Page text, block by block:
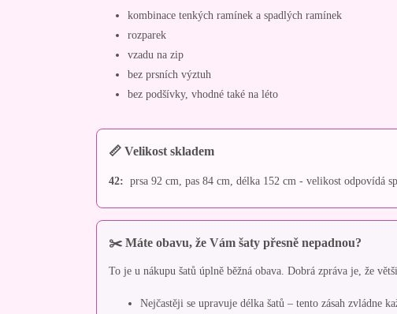
kombinace tenkých ramínek a spadlých ramínek
rozparek
vzadu na zip
bez prsních výztuh
bez podšívky, vhodné také na léto
📏 Velikost skladem
42: prsa 92 cm, pas 84 cm, délka 152 cm - velikost odpovídá
✂️ Máte obavu, že Vám šaty přesně nepadnou?
To je u nákupu šatů úplně běžná obava. Dobrá zpráva je, že
Nejčastěji se upravuje délka šatů – tento zásah zvládne